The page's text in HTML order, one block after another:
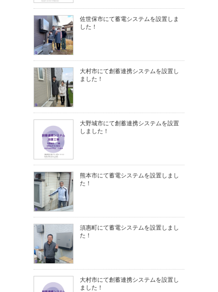
佐世保市にて蓄電システムを設置しま
した！
大村市にて創蓄連携システムを設置し
ました！
大野城市にて創蓄連携システムを設置
しました！
熊本市にて蓄電システムを設置しまし
た！
須惠町にて蓄電システムを設置しまし
た！
大村市にて創蓄連携システムを設置し
ました！